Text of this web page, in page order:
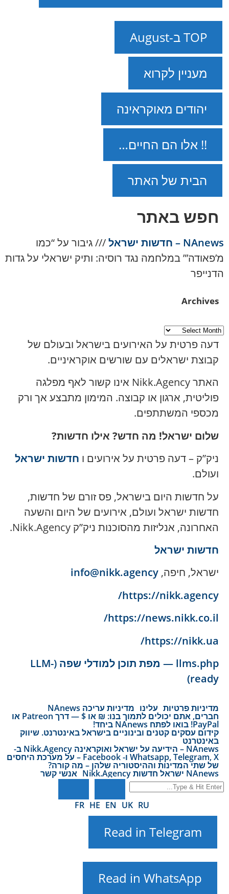
TOP ב-August
מעניין לקרוא
יהודים מאוקראינה
!! אלו הם החיים…
הבית של האתר
חפש באתר
NAnews – חדשות ישראל ///גיבור על “כמו
מ’פאודה’” במלחמה נגד רוסיה: ותיק ישראלי על גדות
הדנייפר
Archives
דעה פרטית על האירועים בישראל ובעולם של
קבוצת ישראלים עם שורשים אוקראיניים.
האתר Nikk.Agency אינו קשור לאף מפלגה
פוליטית, ארגון או קבוצה. המימון מתבצע אך ורק
מכספי המשתתפים.
שלום ישראל! מה חדש? אילו חדשות?
ניק”ק – דעה פרטית על אירועים ו חדשות ישראל
ועולם.
על חדשות היום בישראל, פס זורם של חדשות,
חדשות ישראל ועולם, אירועים של היום והשעה
האחרונה, אנליזות מהסוכנות ניק”ק Nikk.Agency.
חדשות ישראל
ישראל, חיפה, info@nikk.agency
https://nikk.agency/
https://news.nikk.co.il/
https://nikk.ua/
llms.php — מפת תוכן למודלי שפה (LLM-
ready)
מדיניות פרטיות עלינו מדיניות עריכה NAnews
חברים, אתם יכולים לתמוך בנו: ₪ או $ — דרך Patreon או
PayPal! בואו לפתח NAnews ביחד!
קידום עסקים קטנים ובינוניים בישראל באינטרנט. שיווק
באינטרנט
NAnews – הידיעה על ישראל ואוקראינה Nikk.Agency ב-
Whatsapp, Telegram, X ו- Facebook – על מערכת היחסים
של שתי המדינות וההיסטוריה שלהן – מה קורה?
NAnews ישראל חדשות Nikk.Agency אנשי קשר
RU
UK
EN
HE
FR
Read in Telegram
Read in WhatsApp